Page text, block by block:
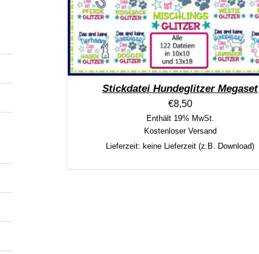
Stickdatei Hundeglitzer Megaset
€8,50
Enthält 19% MwSt.
Kostenloser Versand
Lieferzeit: keine Lieferzeit (z.B. Download)